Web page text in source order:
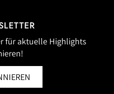
für aktuelle Highlights